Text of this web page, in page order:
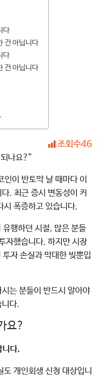
다
건 아닙니다
다
건 아닙니다
조회수46
나요?”
이 반토막 날 때마다 이
. 최근 증시 변동성이 커
시 폭증하고 있습니다.
행하던 시절, 많은 분들
자했습니다. 하지만 시장
자 손실과 막대한 빚뿐입
는 분들이 반드시 알아야
니다.
요?
니다.
개인회생 신청 대상입니